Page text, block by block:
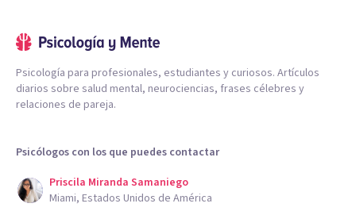
Psicología para profesionales, estudiantes y curiosos. Artículos
diarios sobre salud mental, neurociencias, frases célebres y
relaciones de pareja.
Psicólogos con los que puedes contactar
Priscila Miranda Samaniego
Miami, Estados Unidos de América